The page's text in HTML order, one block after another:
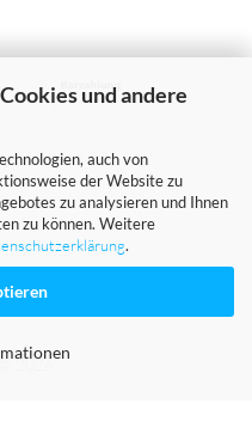
und andere
auch von
der Website zu
zu analysieren und Ihnen
zu können. Weitere
.
2026